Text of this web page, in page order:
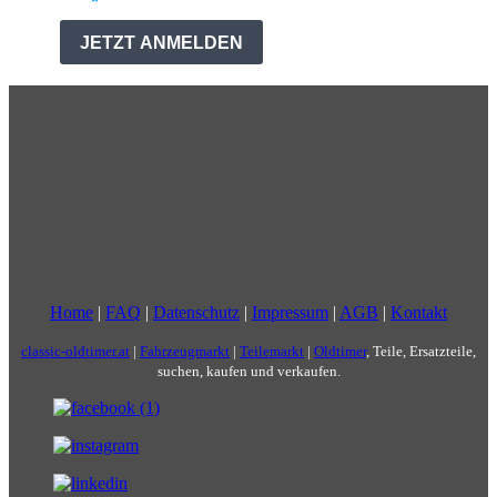
Home | FAQ | Datenschutz | Impressum | AGB | Kontakt
classic-oldtimer.at | Fahrzeugmarkt | Teilemarkt | Oldtimer, Teile, Ersatzteile,
suchen, kaufen und verkaufen.